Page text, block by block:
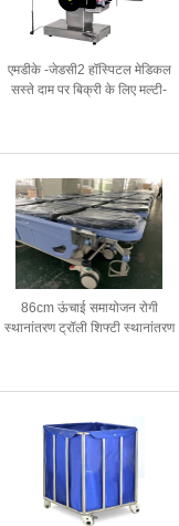
एमडीके -जेडसी2 हॉस्पिटल मेडिकल
सस्ते दाम पर बिक्री के लिए मल्टी-
86cm ऊंचाई समायोजन रोगी
स्थानांतरण ट्रॉली शिफ्टी स्थानांतरण